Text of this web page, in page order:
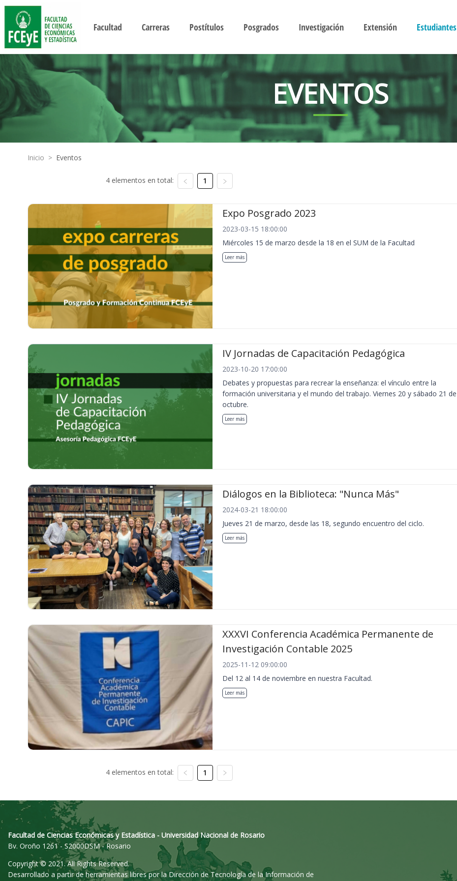
Facultad Carreras Postítulos Posgrados Investigación Extensión Estudiantes
EVENTOS
Inicio > Eventos
4 elementos en total: 1
Expo Posgrado 2023
2023-03-15 18:00:00
Miércoles 15 de marzo desde la 18 en el SUM de la Facultad
Leer más
IV Jornadas de Capacitación Pedagógica
2023-10-20 17:00:00
Debates y propuestas para recrear la enseñanza: el vínculo entre la
formación universitaria y el mundo del trabajo. Viernes 20 y sábado 21 de
octubre.
Leer más
Diálogos en la Biblioteca: "Nunca Más"
2024-03-21 18:00:00
Jueves 21 de marzo, desde las 18, segundo encuentro del ciclo.
Leer más
XXXVI Conferencia Académica Permanente de
Investigación Contable 2025
2025-11-12 09:00:00
Del 12 al 14 de noviembre en nuestra Facultad.
Leer más
4 elementos en total: 1
Facultad de Ciencias Económicas y Estadística - Universidad Nacional de Rosario
Bv. Oroño 1261 - S2000DSM - Rosario
Copyright © 2021. All Rights Reserved.
Desarrollado a partir de herramientas libres por la Dirección de Tecnología de la Información de